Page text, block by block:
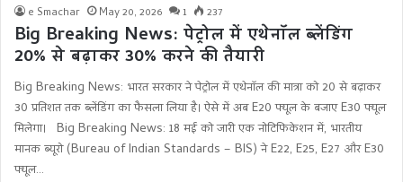
e Smachar May 20, 2026 1 237
Big Breaking News: पेट्रोल में एथेनॉल ब्लेंडिंग
20% से बढ़ाकर 30% करने की तैयारी
Big Breaking News: भारत सरकार ने पेट्रोल में एथेनॉल की मात्रा को 20 से बढ़ाकर
30 प्रतिशत तक ब्लेंडिंग का फैसला लिया है। ऐसे में अब E20 फ्यूल के बजाए E30 फ्यूल
मिलेगा। Big Breaking News: 18 मई को जारी एक नोटिफिकेशन में, भारतीय
मानक ब्यूरो (Bureau of Indian Standards – BIS) ने E22, E25, E27 और E30
फ्यूल…